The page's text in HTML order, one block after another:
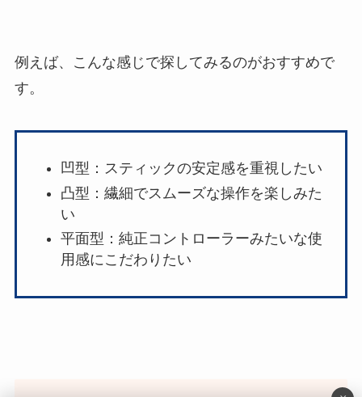
例えば、こんな感じで探してみるのがおすすめで
す。
凹型：スティックの安定感を重視したい
凸型：繊細でスムーズな操作を楽しみた
い
平面型：純正コントローラーみたいな使
用感にこだわりたい